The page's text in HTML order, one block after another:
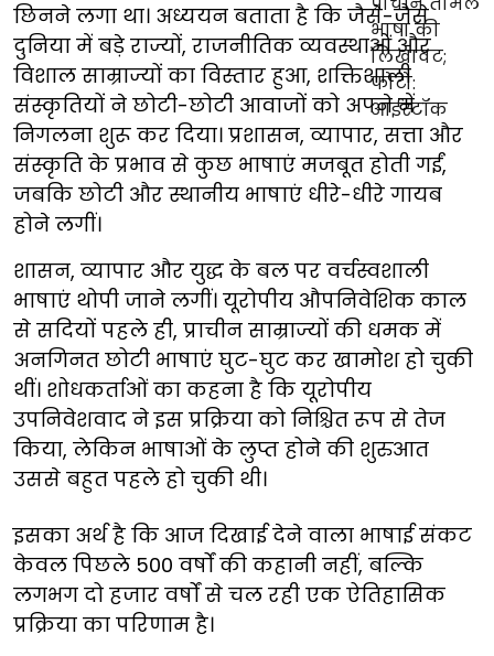
छिनने लगा था। अध्ययन बताता है कि जैसे-जैसे
दुनिया में बड़े राज्यों, राजनीतिक व्यवस्थाओं और
विशाल साम्राज्यों का विस्तार हुआ, शक्तिशाली
संस्कृतियों ने छोटी-छोटी आवाजों को अपने में
निगलना शुरू कर दिया। प्रशासन, व्यापार, सत्ता और
संस्कृति के प्रभाव से कुछ भाषाएं मजबूत होती गईं,
जबकि छोटी और स्थानीय भाषाएं धीरे-धीरे गायब
होने लगीं।
शासन, व्यापार और युद्ध के बल पर वर्चस्वशाली
भाषाएं थोपी जाने लगीं। यूरोपीय औपनिवेशिक काल
से सदियों पहले ही, प्राचीन साम्राज्यों की धमक में
अनगिनत छोटी भाषाएं घुट-घुट कर खामोश हो चुकी
थीं। शोधकर्ताओं का कहना है कि यूरोपीय
उपनिवेशवाद ने इस प्रक्रिया को निश्चित रूप से तेज
किया, लेकिन भाषाओं के लुप्त होने की शुरुआत
उससे बहुत पहले हो चुकी थी।
इसका अर्थ है कि आज दिखाई देने वाला भाषाई संकट
केवल पिछले 500 वर्षों की कहानी नहीं, बल्कि
लगभग दो हजार वर्षों से चल रही एक ऐतिहासिक
प्रक्रिया का परिणाम है।